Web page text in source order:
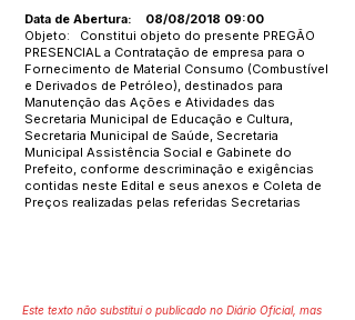
Data de Abertura: 08/08/2018 09:00
Objeto: Constitui objeto do presente PREGÃO
PRESENCIAL a Contratação de empresa para o
Fornecimento de Material Consumo (Combustível
e Derivados de Petróleo), destinados para
Manutenção das Ações e Atividades das
Secretaria Municipal de Educação e Cultura,
Secretaria Municipal de Saúde, Secretaria
Municipal Assistência Social e Gabinete do
Prefeito, conforme descriminação e exigências
contidas neste Edital e seus anexos e Coleta de
Preços realizadas pelas referidas Secretarias
Este texto não substitui o publicado no Diário Oficial, mas